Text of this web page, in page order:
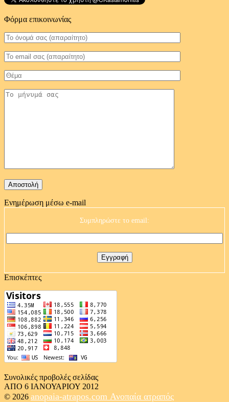
Φόρμα επικοινωνίας
Ενημέρωση μέσω e-mail
Συμπληρώστε το email:
Επισκέπτες
Συνολικές προβολές σελίδας
ΑΠΟ 6 ΙΑΝΟΥΑΡΙΟΥ 2012
© 2026 anopaia-atrapos.com Ανοπαία ατραπός